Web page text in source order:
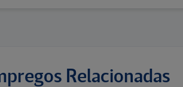
Relacionadas